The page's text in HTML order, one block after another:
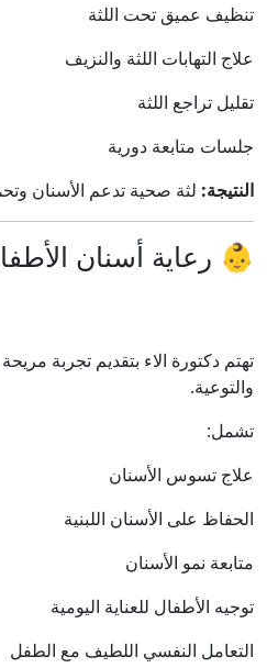
تنظيف عميق تحت اللثة
علاج التهابات اللثة والنزيف
تقليل تراجع اللثة
جلسات متابعة دورية
النتيجة: لثة صحية تدعم الأسنان
👶 رعاية أسنان
تهتم دكتورة الاء بتقديم تجربة
والتوعية.
تشمل:
علاج تسوس الأسنان
الحفاظ على الأسنان اللبنية
متابعة نمو الأسنان
توجيه الأطفال للعناية اليومية
التعامل النفسي اللطيف مع الطفل